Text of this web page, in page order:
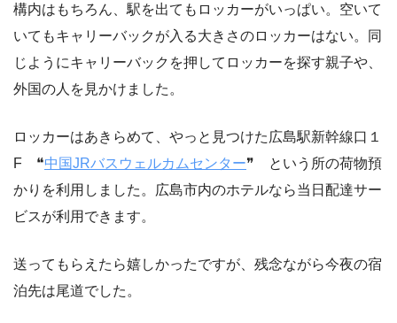
構内はもちろん、駅を出てもロッカーがいっぱい。空いて
いてもキャリーバックが入る大きさのロッカーはない。同
じようにキャリーバックを押してロッカーを探す親子や、
外国の人を見かけました。
ロッカーはあきらめて、やっと見つけた広島駅新幹線口１
F ❝中国JRバスウェルカムセンター❞ という所の荷物預
かりを利用しました。広島市内のホテルなら当日配達サー
ビスが利用できます。
送ってもらえたら嬉しかったですが、残念ながら今夜の宿
泊先は尾道でした。